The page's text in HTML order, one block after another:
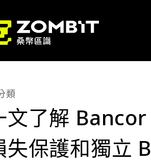
類
文了解
失保護和獨立